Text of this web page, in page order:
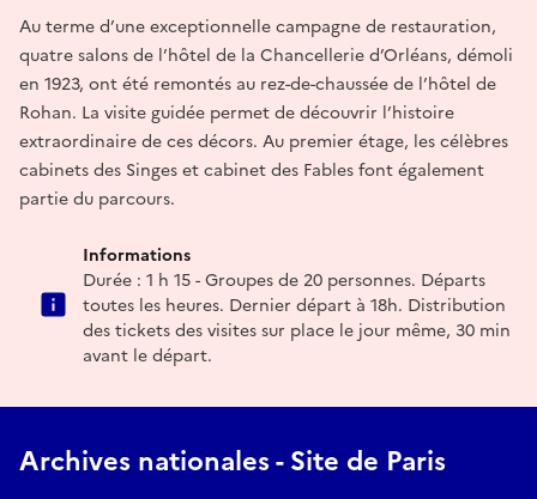
Au terme d’une exceptionnelle campagne de restauration,
quatre salons de l’hôtel de la Chancellerie d’Orléans, démoli
en 1923, ont été remontés au rez-de-chaussée de l’hôtel de
Rohan. La visite guidée permet de découvrir l’histoire
extraordinaire de ces décors. Au premier étage, les célèbres
cabinets des Singes et cabinet des Fables font également
partie du parcours.
Informations
Durée : 1 h 15 - Groupes de 20 personnes. Départs
toutes les heures. Dernier départ à 18h. Distribution
des tickets des visites sur place le jour même, 30 min
avant le départ.
Archives nationales - Site de Paris